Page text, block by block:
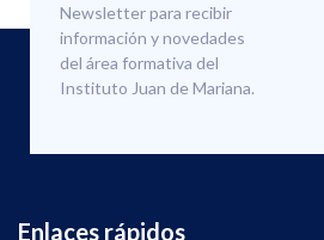
Newsletter para recibir
información y novedades
del área formativa del
Instituto Juan de Mariana.
Enlaces rápidos